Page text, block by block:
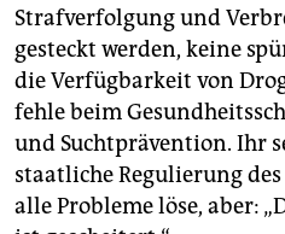
Strafverfolgung und
gesteckt werden, keine
die Verfügbarkeit von
fehle beim
und Suchtprävention. Ihr
staatliche Regulierung
alle Probleme löse, aber: